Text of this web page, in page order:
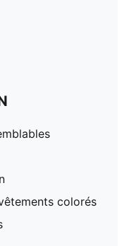
colorés